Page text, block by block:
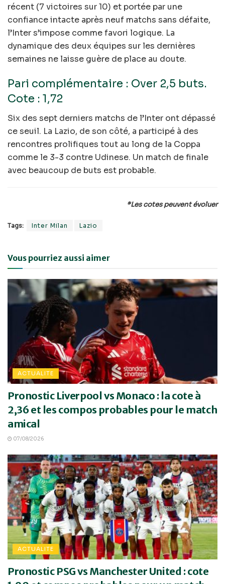
récent (7 victoires sur 10) et portée par une
confiance intacte après neuf matchs sans défaite,
l’Inter s’impose comme favori logique. La
dynamique des deux équipes sur les dernières
semaines ne laisse guère de place au doute.
Pari complémentaire : Over 2,5 buts.
Cote : 1,72
Six des sept derniers matchs de l’Inter ont dépassé
ce seuil. La Lazio, de son côté, a participé à des
rencontres prolifiques tout au long de la Coppa
comme le 3-3 contre Udinese. Un match de finale
avec beaucoup de buts est probable.
*Les cotes peuvent évoluer
Tags: Inter Milan Lazio
Vous pourriez aussi aimer
ACTUALITE
Pronostic Liverpool vs Monaco : la cote à
2,36 et les compos probables pour le match
amical
07/08/2026
ACTUALITE
Pronostic PSG vs Manchester United : cote